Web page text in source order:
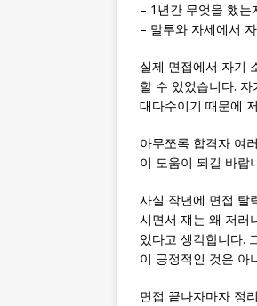
– 1년간 무엇을 했는
– 말투와 자세에서
실제 면접에서 자기
할 수 있었습니다.
대다수이기 때문에
아무쪼록 합격자 여
이 도움이 되길 바랍
사실 작년에 면접 탈
시면서 쟤는 왜 저러
있다고 생각합니다.
이 긍정적인 것은 아
면접 끝나자마자 정